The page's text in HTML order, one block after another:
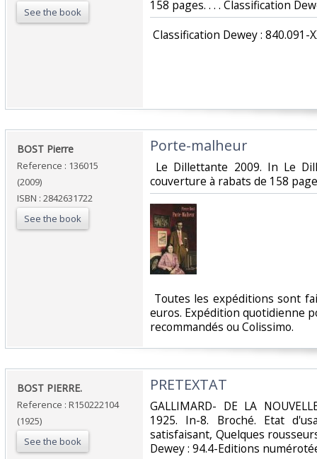
See the book
158 pages. . . . Classification
Classification Dewey : 840.091-
‎BOST Pierre ‎
Reference : 136015
(2009)
ISBN : 2842631722
See the book
‎Porte-malheur‎
Le Dillettante 2009. In Le
couverture à rabats de 158
Toutes les expéditions sont
euros. Expédition quotidienne
recommandés ou Colissimo. ‎
‎BOST PIERRE.‎
Reference : R150222104
(1925)
See the book
‎PRETEXTAT‎
‎GALLIMARD- DE LA
1925. In-8. Broché. Etat
satisfaisant, Quelques
Dewey : 94.4-Editions